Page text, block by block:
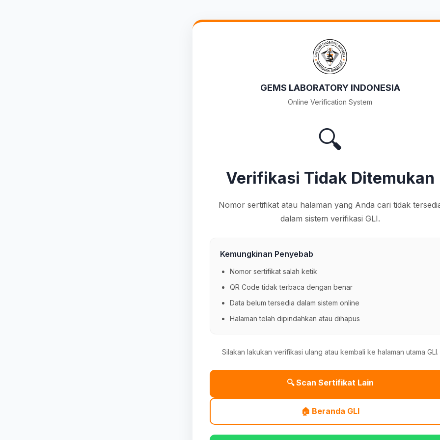
GEMS LABORATORY INDONESIA
Online Verification System
🔍
Verifikasi Tidak Ditemukan
Nomor sertifikat atau halaman yang Anda cari tidak
dalam sistem verifikasi GLI.
Kemungkinan Penyebab
Nomor sertifikat salah ketik
QR Code tidak terbaca dengan benar
Data belum tersedia dalam sistem online
Halaman telah dipindahkan atau dihapus
Silakan lakukan verifikasi ulang atau kembali ke halaman utama GLI.
🔍 Scan Sertifikat Lain
🏠 Beranda GLI